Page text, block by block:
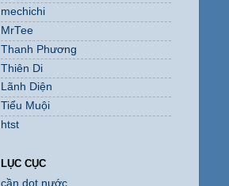
mechichi
MrTee
Thanh Phương
Thiên Di
Lãnh Diện
Tiểu Muội
htst
LỤC CỤC
cần dọt nước.